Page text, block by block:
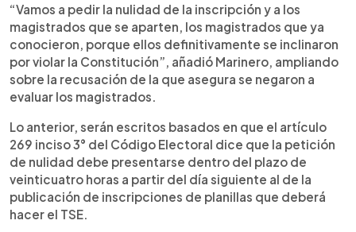
“Vamos a pedir la nulidad de la inscripción y a los
magistrados que se aparten, los magistrados que ya
conocieron, porque ellos definitivamente se inclinaron
por violar la Constitución”, añadió Marinero, ampliando
sobre la recusación de la que asegura se negaron a
evaluar los magistrados.
Lo anterior, serán escritos basados en que el artículo
269 inciso 3° del Código Electoral dice que la petición
de nulidad debe presentarse dentro del plazo de
veinticuatro horas a partir del día siguiente al de la
publicación de inscripciones de planillas que deberá
hacer el TSE.